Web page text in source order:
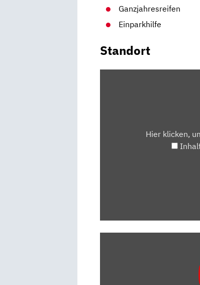
Ganzjahresreifen
Einparkhilfe
Standort
Hier klicken,